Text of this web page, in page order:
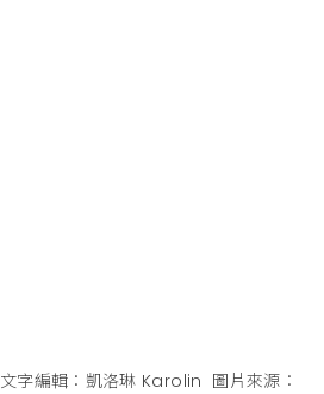
文字編輯：凱洛琳 Karolin 圖片來源：